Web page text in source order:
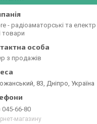
- радіоаматорські та електр
товари
з продажів
83, Дніпро, Україна
045-66-80
магазину